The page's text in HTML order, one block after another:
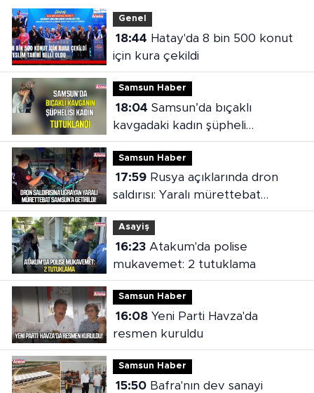
Genel
18:44
için kura çekildi
Samsun Haber
18:04
kavgadaki kadın şüpheli
tutuklandı
Samsun Haber
17:59Rusya açıklarında dron
saldırısı: Yaralı mürettebat
Samsun'a getirildi
Asayiş
16:23Atakum'da polise
mukavemet: 2 tutuklama
Samsun Haber
16:08Yeni Parti Havza'da
resmen kuruldu
Samsun Haber
15:50Bafra'nın dev sanayi